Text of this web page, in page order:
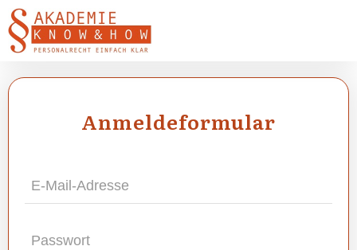
Anmel­de­for­mu­lar